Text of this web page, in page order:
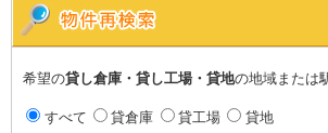
希望の貸し倉庫・貸し工場・貸地の地域または
すべて 貸倉庫 貸工場 貸地